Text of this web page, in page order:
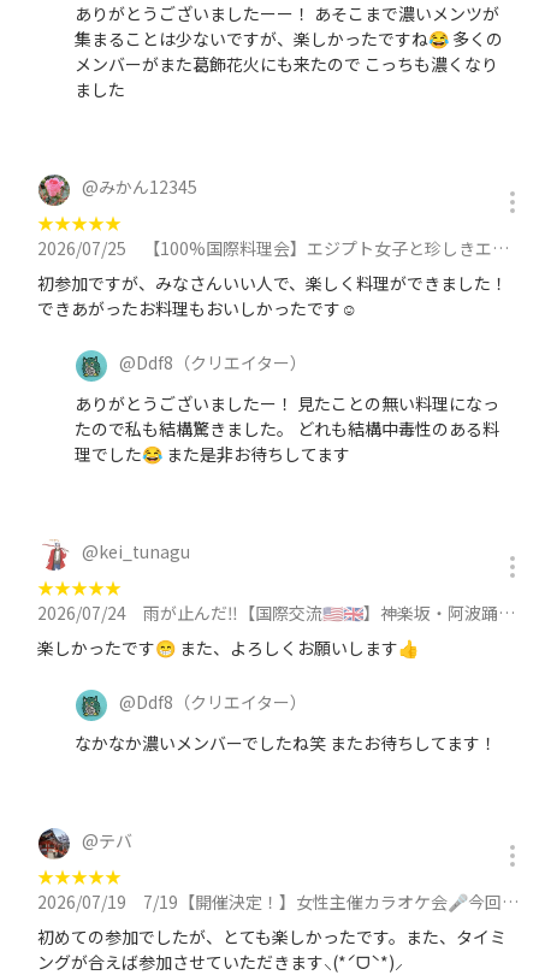
ありがとうございましたーー！ あそこまで濃いメンツが
集まることは少ないですが、楽しかったですね😂 多くの
メンバーがまた葛飾花火にも来たので こっちも濃くなり
ました
@みかん12345
★★★★★
2026/07/25
【100%国際料理会】エジプト女子と珍しきエジプト料理を作る会【キャンセル待ち】に参加
初参加ですが、みなさんいい人で、楽しく料理ができました！
できあがったお料理もおいしかったです☺️
@Ddf8 （クリエイター）
ありがとうございましたー！ 見たことの無い料理になっ
たので私も結構驚きました。 どれも結構中毒性のある料
理でした😂 また是非お待ちしてます
@kei_tunagu
★★★★★
2026/07/24
雨が止んだ‼️【国際交流🇺🇸🇬🇧】神楽坂・阿波踊りを楽しむ‼️途中からアイリッシュパブへに参加
楽しかったです😁 また、よろしくお願いします👍
@Ddf8 （クリエイター）
なかなか濃いメンバーでしたね笑 またお待ちしてます！
@テバ
★★★★★
2026/07/19
7/19【開催決定！】女性主催カラオケ会🎤今回はついに2部屋‼️に参加
初めての参加でしたが、とても楽しかったです。また、タイミ
ングが合えば参加させていただきます⸜(*ˊᗜˋ*)⸝